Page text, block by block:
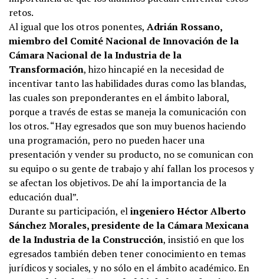
retos.
Al igual que los otros ponentes, Adrián Rossano,
miembro del Comité Nacional de Innovación de la
Cámara Nacional de la Industria de la
Transformación, hizo hincapié en la necesidad de
incentivar tanto las habilidades duras como las blandas,
las cuales son preponderantes en el ámbito laboral,
porque a través de estas se maneja la comunicación con
los otros. “Hay egresados que son muy buenos haciendo
una programación, pero no pueden hacer una
presentación y vender su producto, no se comunican con
su equipo o su gente de trabajo y ahí fallan los procesos y
se afectan los objetivos. De ahí la importancia de la
educación dual”.
Durante su participación, elingeniero Héctor Alberto
Sánchez Morales, presidente de la Cámara Mexicana
de la Industria de la Construcción, insistió en que los
egresados también deben tener conocimiento en temas
jurídicos y sociales, y no sólo en el ámbito académico. En